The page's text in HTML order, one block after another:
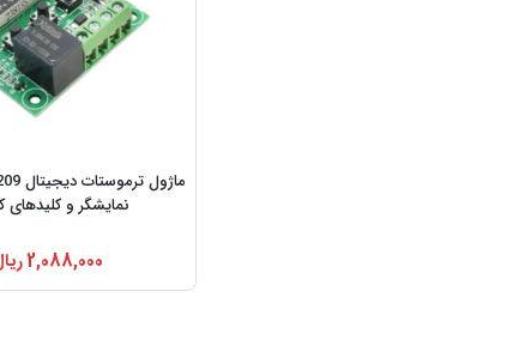
نمایشگر و کلیدهای
2,088,000